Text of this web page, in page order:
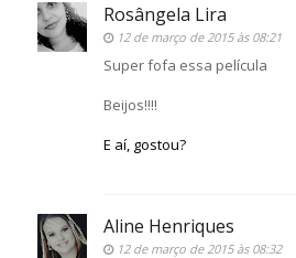
Rosângela Lira
12 de março de 2015 às 08:21
Super fofa essa película
Beijos!!!!
E aí, gostou?
Aline Henriques
12 de março de 2015 às 08:32